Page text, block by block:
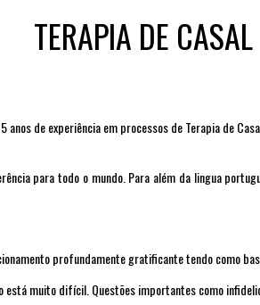
TERAPIA DE CASAL
anos de experiência em processos de Terapia de
para todo o mundo. Para além da lingua
profundamente gratificante tendo como
muito difícil. Questões importantes como